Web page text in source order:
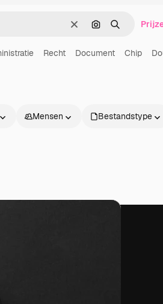
WissenZoeken op
Zoeken
Recht Document Chip
Mensen Bestandstype